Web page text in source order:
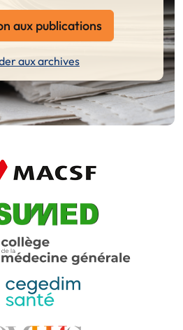
aux publications
aux archives